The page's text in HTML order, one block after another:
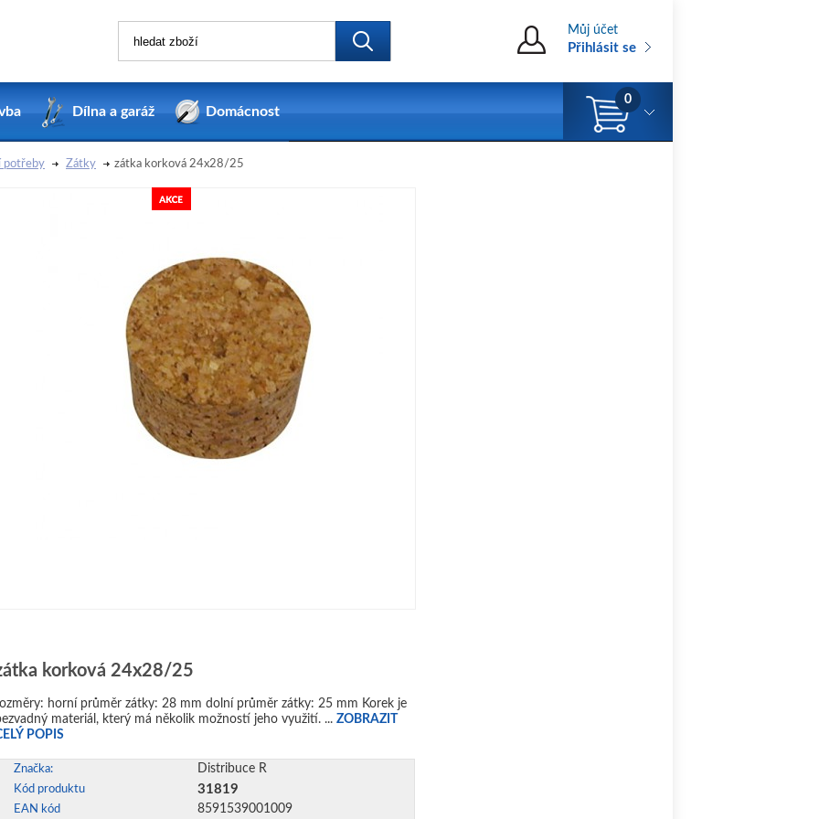
Můj účet
Přihlásit se
Dílna a garáž Domácnost
0
potřeby Zátky zátka korková 24x28/25
korková 24x28/25
horní průměr zátky: 28 mm dolní průměr zátky: 25 mm Korek je
materiál, který má několik možností jeho využití. ... ZOBRAZIT
POPIS
Značka: Distribuce R
Kód produktu 31819
EAN kód 8591539001009